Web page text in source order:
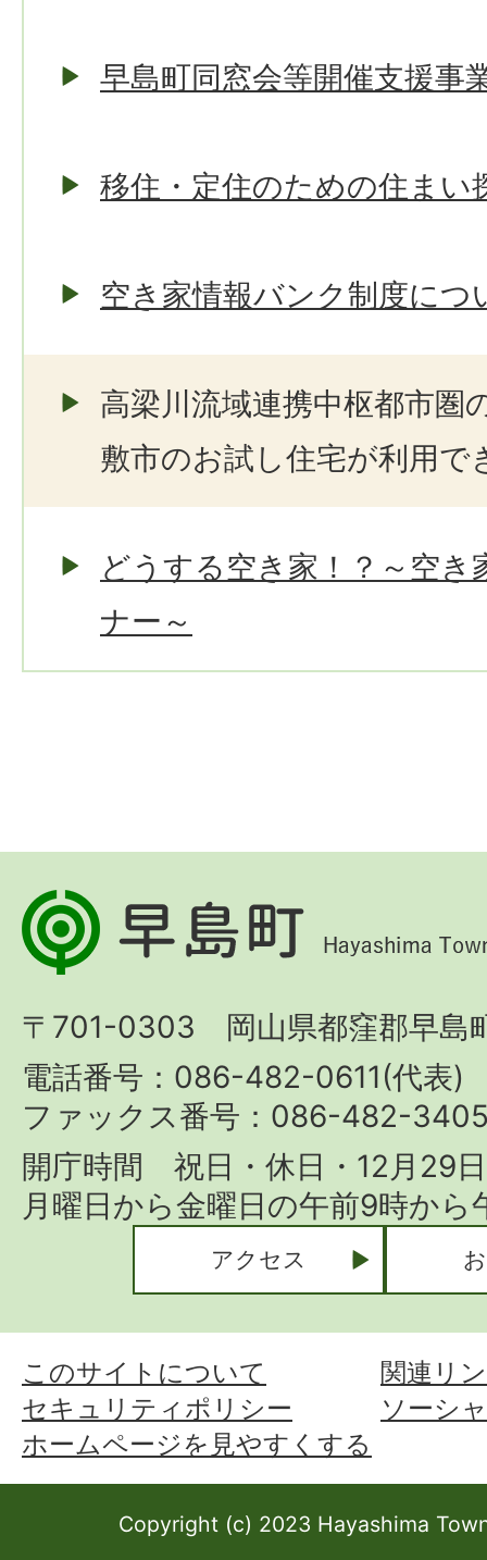
早島町同窓会等開催支援事
移住・定住のための住まい
空き家情報バンク制度につ
高梁川流域連携中枢都市圏
敷市のお試し住宅が利用で
どうする空き家！？～空
ナー～
早
島
Hayashima
Town
〒701-0303 岡山県都窪郡早島
電話番号：086-482-0611(代表)
ファックス番号：086-482-
開庁時間 祝日・休日・12月29
月曜日から金曜日の午前9時か
アクセス
このサイトについて
関連リ
セキュリティポリシー
ソーシ
ホームページを見やすくする
Copyright (c) 2023 Hayashima